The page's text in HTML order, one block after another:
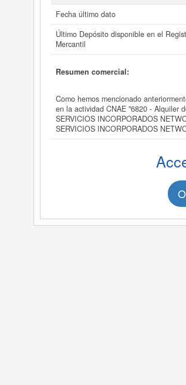
Fecha último dato
Último Depósito disponible en el
Mercantil
Resumen comercial:
Como hemos mencionado
en la actividad CNAE "6820 - Alquiler
SERVICIOS INCORPORADOS
SERVICIOS INCORPORADOS